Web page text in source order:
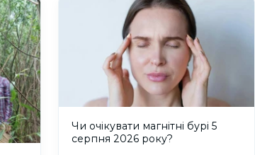
Чи очікувати магнітні бурі 5
серпня 2026 року?